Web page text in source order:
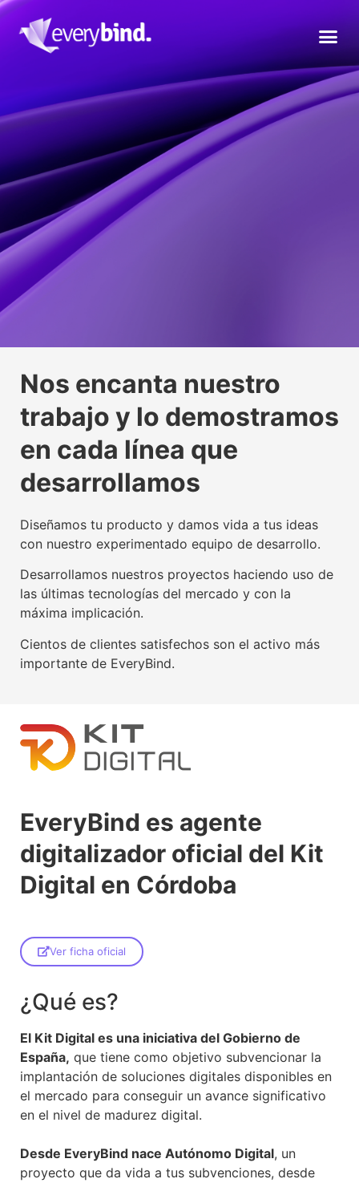
propulsora del IoT mundial
Conoce nuestra tecnología beacon
usuarios y empresas
Conoce nuestra factoría UX
oficial del Kit Digital
Leer más
propulsora del IoT mundial
Conoce nuestra tecnología beacon
usuarios y empresas
Conoce nuestra factoría UX
oficial del Kit Digital
Leer más
propulsora del IoT mundial
Conoce nuestra tecnología beacon
usuarios y empresas
Conoce nuestra factoría UX
oficial del Kit Digital
Leer más
Nos encanta nuestro
trabajo y lo demostramos
en cada línea que
desarrollamos
Diseñamos tu producto y damos vida a tus ideas
con nuestro experimentado equipo de desarrollo.
Desarrollamos nuestros proyectos haciendo uso de
las últimas tecnologías del mercado y con la
máxima implicación.
Cientos de clientes satisfechos son el activo más
importante de EveryBind.
EveryBind es agente
digitalizador oficial del Kit
Digital en Córdoba
Ver ficha oficial
¿Qué es?
El Kit Digital es una iniciativa del Gobierno de
España, que tiene como objetivo subvencionar la
implantación de soluciones digitales disponibles en
el mercado para conseguir un avance significativo
en el nivel de madurez digital.
Desde EveryBind nace Autónomo Digital, un
proyecto que da vida a tus subvenciones, desde